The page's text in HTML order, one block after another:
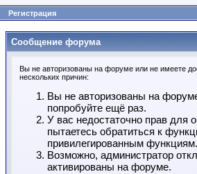
Регистрация
Сообщение форума
Вы не авторизованы на форуме или не имеете
нескольких причин:
Вы не авторизованы на
попробуйте ещё раз.
У вас недостаточно прав для
пытаетесь обратиться к
привилегированным функциям.
Возможно, администратор
активированы на форуме.